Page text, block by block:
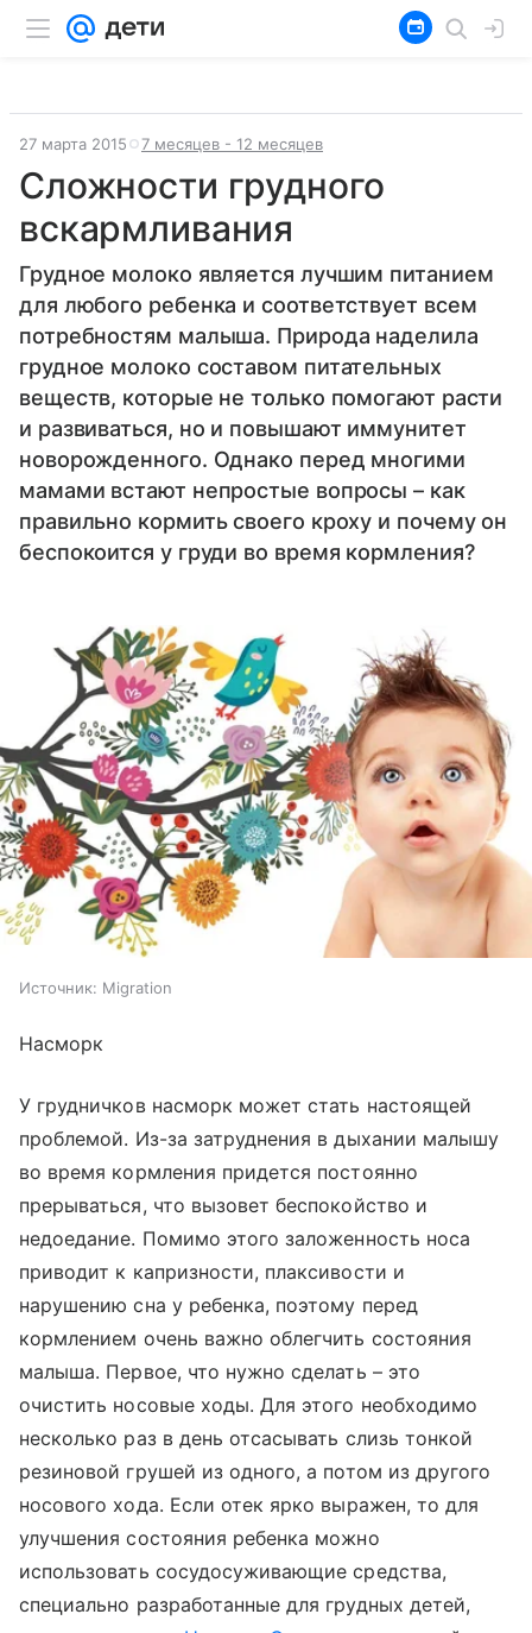
27 марта 2015 7 месяцев - 12 месяцев
Сложности грудного
вскармливания
Грудное молоко является лучшим питанием
для любого ребенка и соответствует всем
потребностям малыша. Природа наделила
грудное молоко составом питательных
веществ, которые не только помогают расти
и развиваться, но и повышают иммунитет
новорожденного. Однако перед многими
мамами встают непростые вопросы – как
правильно кормить своего кроху и почему он
беспокоится у груди во время кормления?
Источник: Migration
Насморк
У грудничков насморк может стать настоящей
проблемой. Из-за затруднения в дыхании малышу
во время кормления придется постоянно
прерываться, что вызовет беспокойство и
недоедание. Помимо этого заложенность носа
приводит к капризности, плаксивости и
нарушению сна у ребенка, поэтому перед
кормлением очень важно облегчить состояния
малыша. Первое, что нужно сделать – это
очистить носовые ходы. Для этого необходимо
несколько раз в день отсасывать слизь тонкой
резиновой грушей из одного, а потом из другого
носового хода. Если отек ярко выражен, то для
улучшения состояния ребенка можно
использовать сосудосуживающие средства,
специально разработанные для грудных детей,